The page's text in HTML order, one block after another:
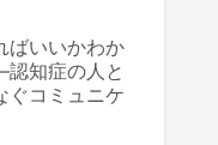
ばいいかわか
知症の人と
ぐコミュニケ